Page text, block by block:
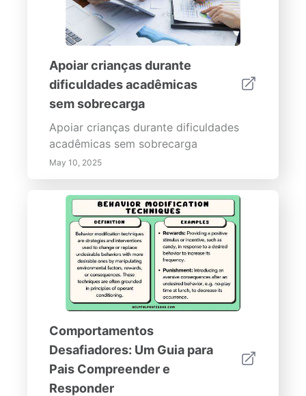
Apoiar crianças durante
dificuldades acadêmicas
sem sobrecarga
Apoiar crianças durante dificuldades
acadêmicas sem sobrecarga
May 10, 2025
Comportamentos
Desafiadores: Um Guia para
Pais Compreender e
Responder